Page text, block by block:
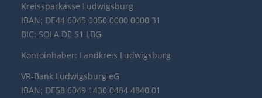
Kreissparkasse Ludwigsburg
IBAN: DE44 6045 0050 0000 0000 31
BIC: SOLA DE S1 LBG
Kontoinhaber: Landkreis Ludwigsburg
VR-Bank Ludwigsburg eG
IBAN: DE58 6049 1430 0484 4840 01